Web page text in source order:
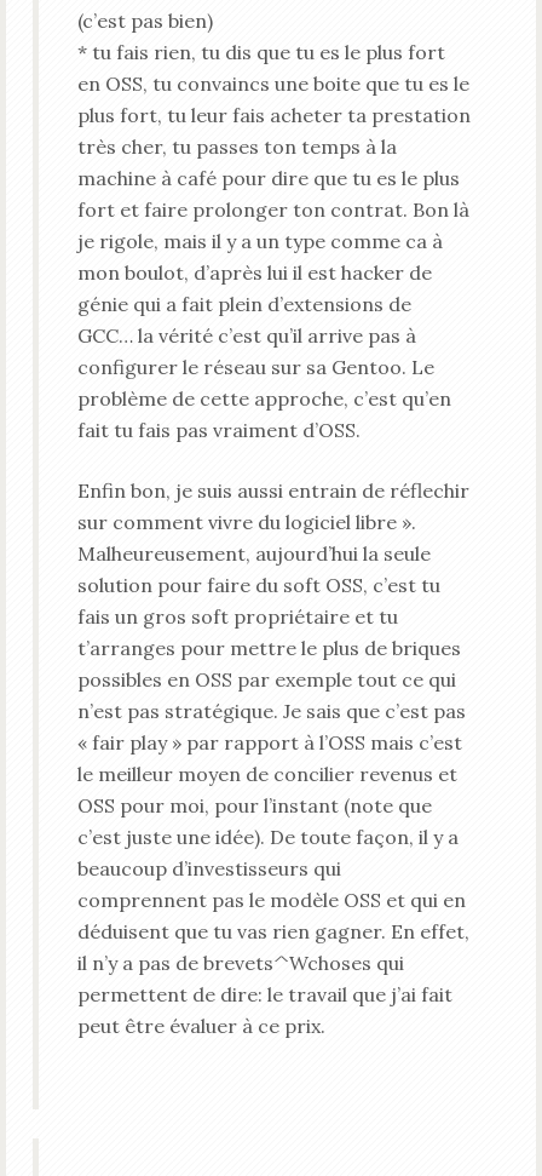
(c’est pas bien)
* tu fais rien, tu dis que tu es le plus fort
en OSS, tu convaincs une boite que tu es le
plus fort, tu leur fais acheter ta prestation
très cher, tu passes ton temps à la
machine à café pour dire que tu es le plus
fort et faire prolonger ton contrat. Bon là
je rigole, mais il y a un type comme ca à
mon boulot, d’après lui il est hacker de
génie qui a fait plein d’extensions de
GCC… la vérité c’est qu’il arrive pas à
configurer le réseau sur sa Gentoo. Le
problème de cette approche, c’est qu’en
fait tu fais pas vraiment d’OSS.
Enfin bon, je suis aussi entrain de réflechir
sur comment vivre du logiciel libre ».
Malheureusement, aujourd’hui la seule
solution pour faire du soft OSS, c’est tu
fais un gros soft propriétaire et tu
t’arranges pour mettre le plus de briques
possibles en OSS par exemple tout ce qui
n’est pas stratégique. Je sais que c’est pas
« fair play » par rapport à l’OSS mais c’est
le meilleur moyen de concilier revenus et
OSS pour moi, pour l’instant (note que
c’est juste une idée). De toute façon, il y a
beaucoup d’investisseurs qui
comprennent pas le modèle OSS et qui en
déduisent que tu vas rien gagner. En effet,
il n’y a pas de brevets^Wchoses qui
permettent de dire: le travail que j’ai fait
peut être évaluer à ce prix.